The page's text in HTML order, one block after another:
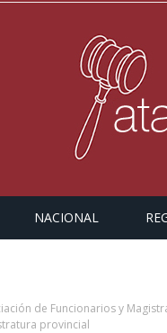
NACIONAL
de Funcionarios y
provincial